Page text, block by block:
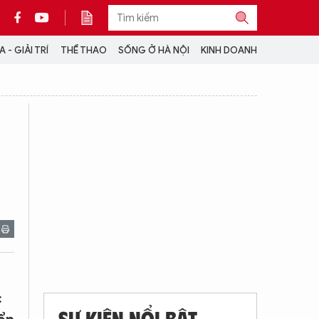
- GIẢI TRÍ THỂ THAO SỐNG Ở HÀ NỘI KINH DOANH